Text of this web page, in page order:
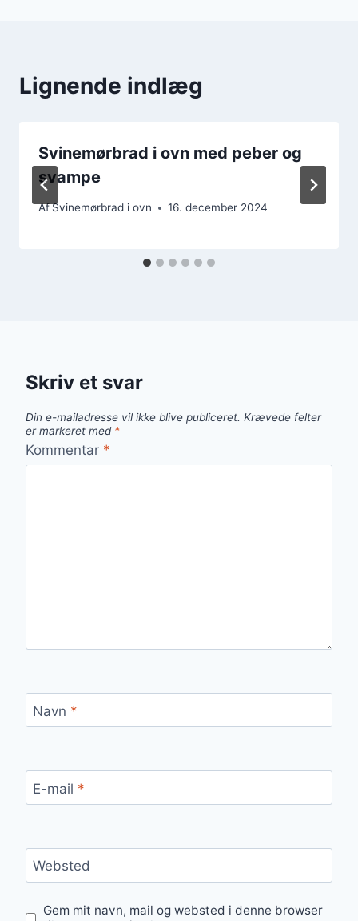
Lignende indlæg
Svinemørbrad i ovn med peber og
svampe
AfSvinemørbrad i ovn 16. december 2024
Skriv et svar
Din e-mailadresse vil ikke blive publiceret. Krævede felter
er markeret med *
Kommentar *
Navn *
E-mail *
Websted
Gem mit navn, mail og websted i denne browser